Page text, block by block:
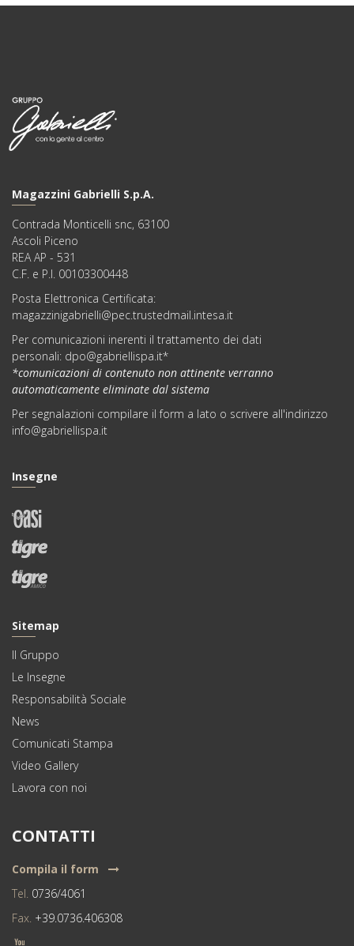
Magazzini Gabrielli S.p.A.
Contrada Monticelli snc, 63100
Ascoli Piceno
REA AP - 531
C.F. e P.I. 00103300448
Posta Elettronica Certificata:
magazzinigabrielli@pec.trustedmail.intesa.it
Per comunicazioni inerenti il trattamento dei dati
personali: dpo@gabriellispa.it*
*comunicazioni di contenuto non attinente verranno
automaticamente eliminate dal sistema
Per segnalazioni compilare ilform a lato o scrivere all'indirizzo
info@gabriellispa.it
Insegne
Sitemap
Il Gruppo
Le Insegne
Responsabilità Sociale
News
Comunicati Stampa
Video Gallery
Lavora con noi
CONTATTI
Compila il form
Tel. 0736/4061
Fax. +39.0736.406308